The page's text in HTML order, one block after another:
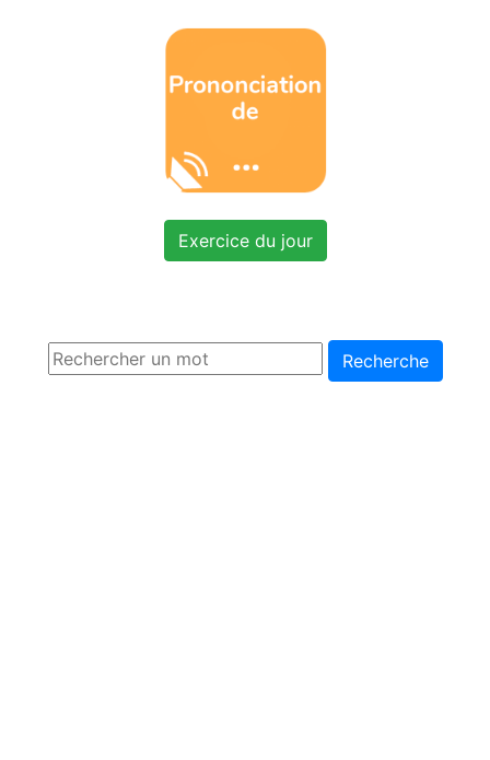
Exercice du jour
Recherche